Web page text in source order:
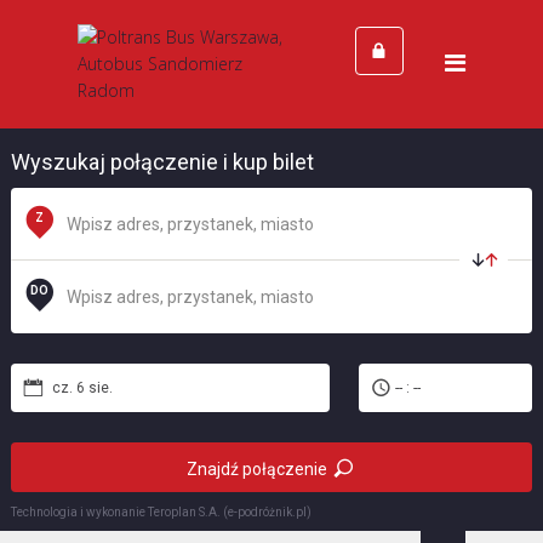
Strona Główna
Wyszukaj połączenie i kup bilet
Technologia i wykonanieTeroplan S.A. (e-podróżnik.pl)
Z
DO
cz. 6 sie. -- : --
Znajdź połączenie